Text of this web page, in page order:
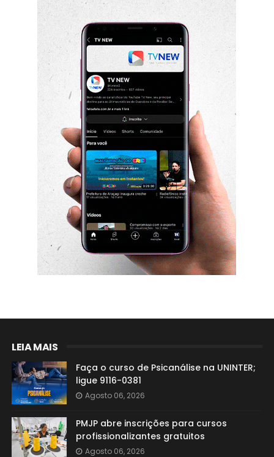
LEIA MAIS
Faça o curso de Psicanálise na UNINTER;
ligue 9116-0381
Agosto 06, 2026
PMJP abre inscrições para cursos
profissionalizantes gratuitos
Agosto 06, 2026